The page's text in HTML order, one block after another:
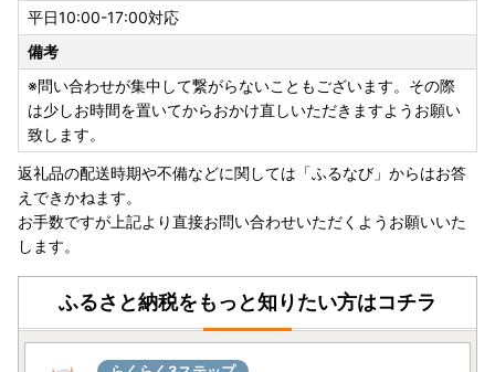
------------------------------------------
※返礼品配送について（受け取り不可時の対応）
■ 冷凍便・賞味期限の短い食品について
以下のような返礼品は、賞味期限が発送日からおおむね7日
以内とされる「賞味期限の短い食品」に該当し、
再送対応い
たしかねます。
・生鮮食品（肉・魚・野菜・果物など）
・冷蔵保存が必要なスイーツ（ケーキ、プリン等）
・無添加・手作りの加工品（惣菜、漬物など）
これらの返礼品は、品質保持の観点から再送対応はいたしか
ねます。
長期不在等によりお受け取りいただけなかった場合でも、再
平日10:00-17:00対応
備考
※問い合わせが集中して繋がらないこともございます。その際
は少しお時間を置いてからおかけ直しいただきますようお願い
致します。
返礼品の配送時期や不備などに関しては「ふるなび」からはお答
えできかねます。
お手数ですが上記より直接お問い合わせいただくようお願いいた
します。
ふるさと納税をもっと知りたい方はコチラ